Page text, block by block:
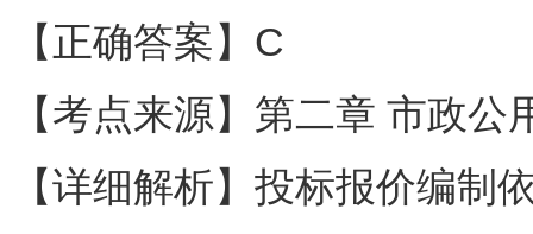
【正确答案】C
【考点来源】第二章 市政
【详细解析】投标报价编制